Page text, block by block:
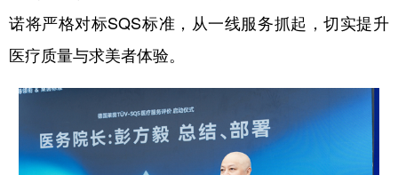
诺将严格对标SQS标准，从一线服务抓起，切实提升
医疗质量与求美者体验。